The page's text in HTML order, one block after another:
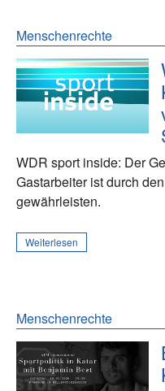
Menschenrechte
WDR sport inside: Der
Gastarbeiter ist durch
gewährleisten.
Weiterlesen
Menschenrechte